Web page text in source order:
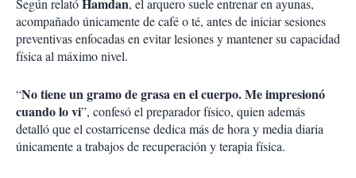
Según relatóHamdan, el arquero suele entrenar en ayunas,
acompañado únicamente de café o té, antes de iniciar sesiones
preventivas enfocadas en evitar lesiones y mantener su capacidad
física al máximo nivel.
“No tiene un gramo de grasa en el cuerpo. Me impresionó
cuando lo vi”, confesó el preparador físico, quien además
detalló que el costarricense dedica más de hora y media diaria
únicamente a trabajos de recuperación y terapia física.